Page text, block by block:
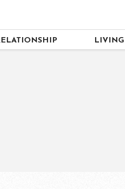
LIVING